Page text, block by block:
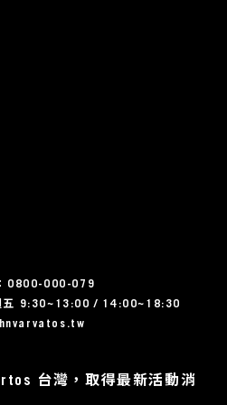
0800-000-079
五 9:30~13:00 / 14:00~18:30
台灣，取得最新活動消